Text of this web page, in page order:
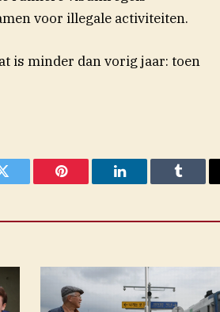
voor illegale activiteiten.
is minder dan vorig jaar: toen
Twitter Pinterest LinkedIn Tumblr